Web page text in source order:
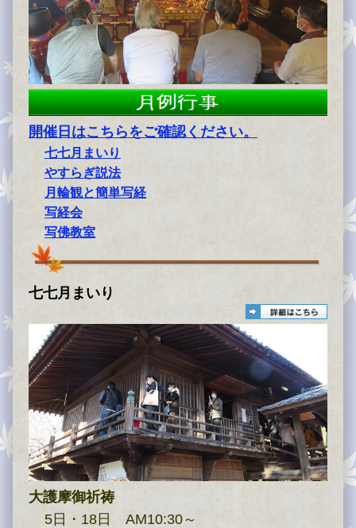
開催日はこちらをご確認ください。
七七月まいり
やすらぎ説法
月輪観と簡単写経
写経会
写佛教室
七七月まいり
大護摩御祈祷
5日・18日 AM10:30～